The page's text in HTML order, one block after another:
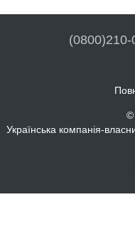
(0800)210-
©
Українська компанія-